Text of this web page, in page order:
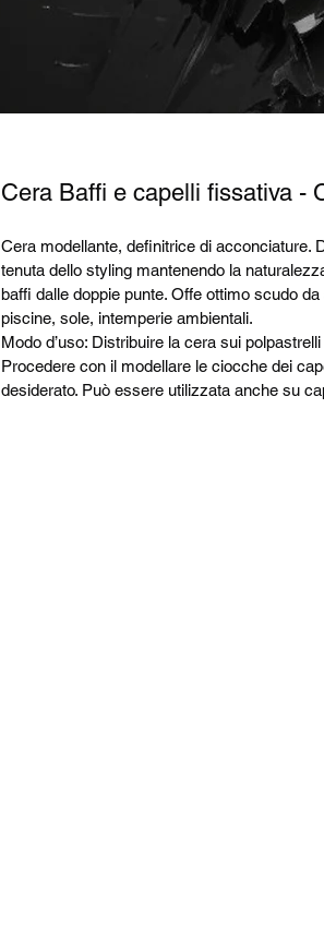
Cera Baffi e capelli fissativa -
Cera modellante, definitrice di acconciature.
tenuta dello styling mantenendo la
baffi dalle doppie punte. Offe ottimo scudo
piscine, sole, intemperie ambientali.
Modo d’uso: Distribuire la cera sui
Procedere con il modellare le ciocche dei
desiderato. Può essere utilizzata anche su